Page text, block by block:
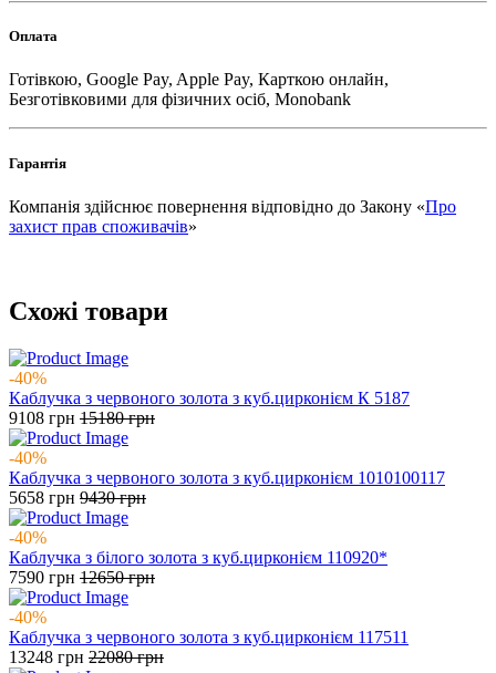
Оплата
Готівкою, Google Pay, Apple Pay, Карткою онлайн,
Безготівковими для фізичних осіб, Monobank
Гарантія
Компанія здійснює повернення відповідно до Закону «Про
захист прав споживачів»
Схожі товари
-40%
Каблучка з червоного золота з куб.цирконієм К 5187
9108 грн 15180грн
-40%
Каблучка з червоного золота з куб.цирконієм 1010100117
5658 грн 9430грн
-40%
Каблучка з білого золота з куб.цирконієм 110920*
7590 грн 12650грн
-40%
Каблучка з червоного золота з куб.цирконієм 117511
13248 грн 22080грн